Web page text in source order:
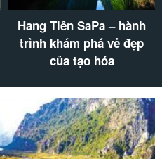
Hang Tiên SaPa – hành
trình khám phá vẻ đẹp
của tạo hóa